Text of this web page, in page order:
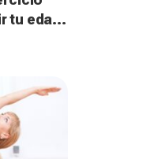
tu edad